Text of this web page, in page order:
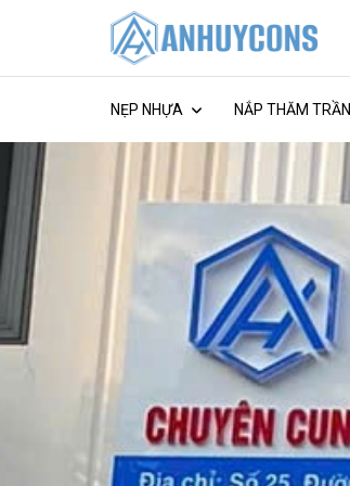
NẸP NHỰA NẮP THĂM TRẦN